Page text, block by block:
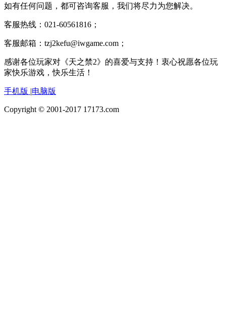
如有任何问题，都可咨询客服，我们将尽力为您解决。
客服热线：021-60561816；
客服邮箱：tzj2kefu@iwgame.com；
感谢各位玩家对《天之禁2》的喜爱与支持！衷心祝愿各位玩
家快乐游戏，快乐生活！
手机版 |电脑版
Copyright © 2001-2017 17173.com